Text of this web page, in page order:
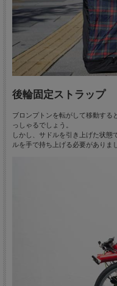
後輪固定ストラップ
ブロンプトンを転がして移動する
っしゃるでしょう。
しかし、サドルを引き上げた状態
ルを手で持ち上げる必要がありま